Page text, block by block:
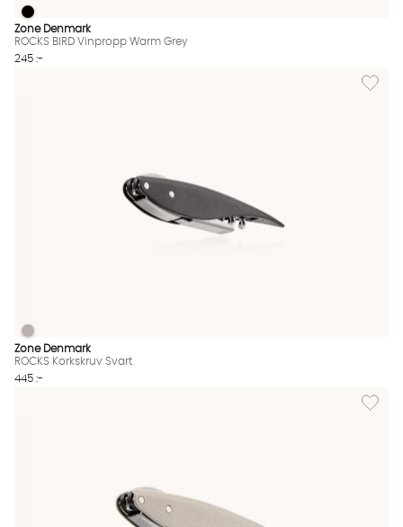
ROCKS BIRD Vinpropp Warm Grey Finns även i dessa färger:
ROCKS BIRD Vinpropp Warm Grey
Zone Denmark
ROCKS BIRD Vinpropp Warm Grey
245 :-
Lägg
ROCKS Korkskruv Svart Finns även i dessa färger:
ROCKS Korkskruv Svart
Zone Denmark
ROCKS Korkskruv Svart
445 :-
Lägg